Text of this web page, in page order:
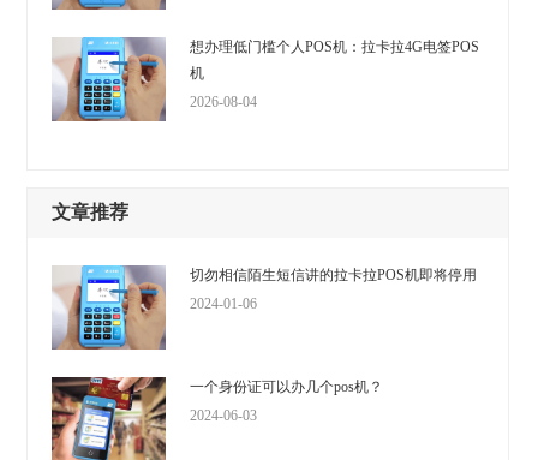
想办理低门槛个人POS机：拉卡拉4G电签POS
机
2026-08-04
文章推荐
切勿相信陌生短信讲的拉卡拉POS机即将停用
2024-01-06
一个身份证可以办几个pos机？
2024-06-03